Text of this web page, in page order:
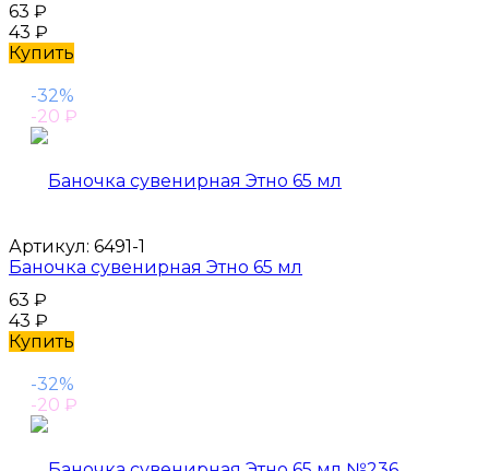
63 ₽
43 ₽
Купить
-32%
-20 ₽
Артикул: 6491-1
Баночка сувенирная Этно 65 мл
63 ₽
43 ₽
Купить
-32%
-20 ₽